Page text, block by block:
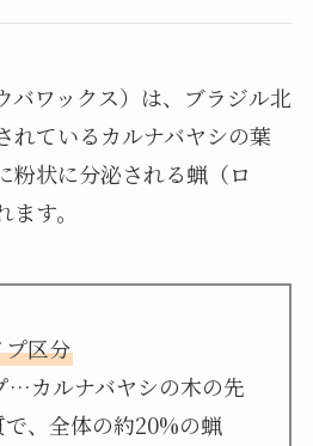
バワックス）は、ブラジル北
れているカルナバヤシの葉
粉状に分泌される蝋（ロ
す。
区分
…カルナバヤシの木の先
、全体の約20%の蝋